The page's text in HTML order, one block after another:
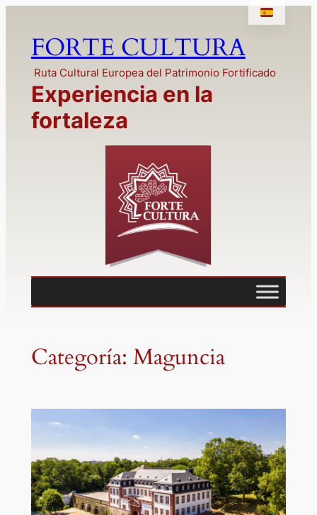
contenido
FORTE CULTURA
Ruta Cultural Europea del Patrimonio Fortificado
Experiencia en la
fortaleza
Categoría: Maguncia